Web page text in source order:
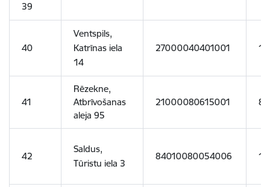
39
40
Ventspils,
Katrīnas iela
14
27000040401001
41
Rēzekne,
Atbrīvošanas
aleja 95
21000080615001
42
Saldus,
Tūristu iela 3
84010080054006